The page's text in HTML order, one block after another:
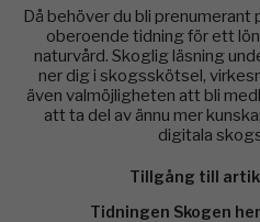
Då behöver du bli prenumerant
oberoende tidning för ett
naturvård. Skoglig läsning
ner dig i skogsskötsel,
även valmöjligheten att bli
att ta del av ännu mer
digitala
Tillgång till
Tidningen Skogen